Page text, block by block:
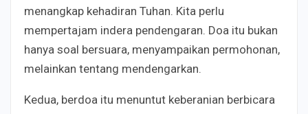
menangkap kehadiran Tuhan. Kita perlu
mempertajam indera pendengaran. Doa itu bukan
hanya soal bersuara, menyampaikan permohonan,
melainkan tentang mendengarkan.
Kedua, berdoa itu menuntut keberanian berbicara